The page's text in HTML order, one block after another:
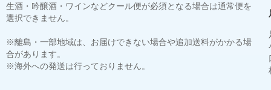
生酒・吟醸酒・ワインなどクール便が必須となる場合は通常便を
選択できません。
※離島・一部地域は、お届けできない場合や追加送料がかかる場
合があります。
※海外への発送は行っておりません。